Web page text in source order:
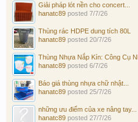
Giải pháp lót nền cho concert...
hanatc89 posted 7/7/26
Thùng rác HDPE dung tích 80L
hanatc89 posted 20/7/26
Thùng Nhựa Nắp Kín: Công Cụ
hanatc89 posted 6/7/26
Báo giá thùng nhựa chữ nhật...
hanatc89 posted 25/7/26
những ưu điểm của xe nâng tay...
hanatc89 posted 27/7/26